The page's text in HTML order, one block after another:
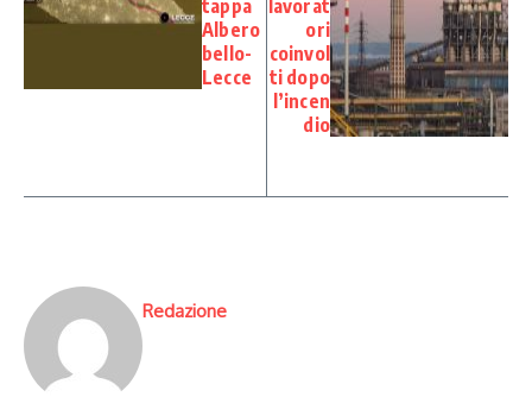
tappa
Albero
bello-
Lecce
lavorat
ori
coinvol
ti dopo
l’incen
dio
Redazione